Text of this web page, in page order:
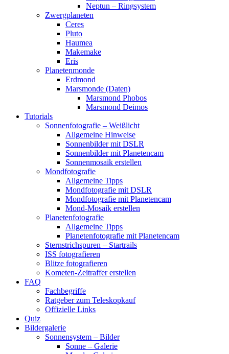
Neptun – Ringsystem
Zwergplaneten
Ceres
Pluto
Haumea
Makemake
Eris
Planetenmonde
Erdmond
Marsmonde (Daten)
Marsmond Phobos
Marsmond Deimos
Tutorials
Sonnenfotografie – Weißlicht
Allgemeine Hinweise
Sonnenbilder mit DSLR
Sonnenbilder mit Planetencam
Sonnenmosaik erstellen
Mondfotografie
Allgemeine Tipps
Mondfotografie mit DSLR
Mondfotografie mit Planetencam
Mond-Mosaik erstellen
Planetenfotografie
Allgemeine Tipps
Planetenfotografie mit Planetencam
Sternstrichspuren – Startrails
ISS fotografieren
Blitze fotografieren
Kometen-Zeitraffer erstellen
FAQ
Fachbegriffe
Ratgeber zum Teleskopkauf
Offizielle Links
Quiz
Bildergalerie
Sonnensystem – Bilder
Sonne – Galerie